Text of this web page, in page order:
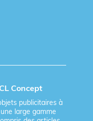
Concept
publicitaires à
large gamme